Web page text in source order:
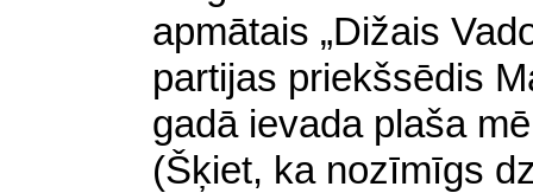
apmātais „Dižais
partijas priekšsēdis
gadā ievada plaša
(Šķiet, ka nozīmīgs